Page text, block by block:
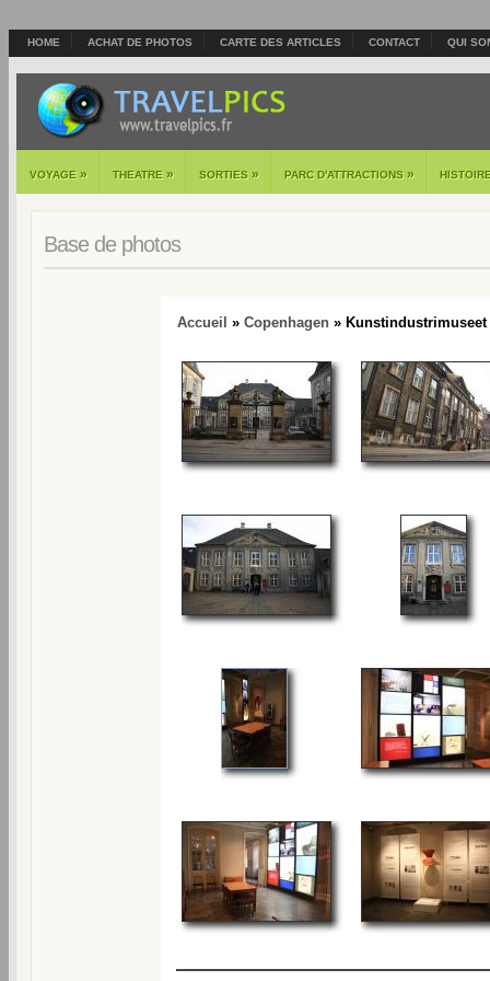
HOME ACHAT DE PHOTOS CARTE DES ARTICLES CONTACT QUI
VOYAGE » THEATRE » SORTIES » PARC D'ATTRACTIONS »
Base de photos
Accueil » Copenhagen» Kunstindustrimuseet